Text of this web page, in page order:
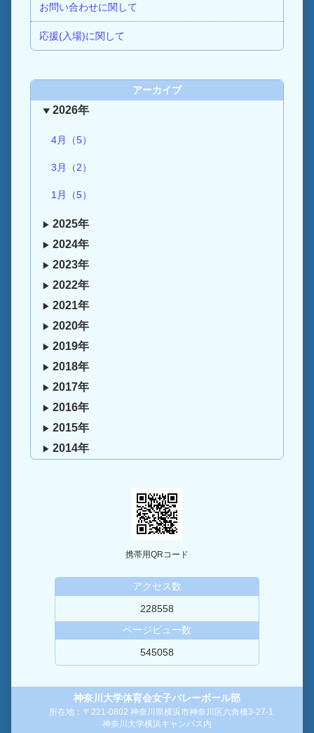
お問い合わせに関して
応援(入場)に関して
アーカイブ
2026年
4月（5）
3月（2）
1月（5）
2025年
2024年
2023年
2022年
2021年
2020年
2019年
2018年
2017年
2016年
2015年
2014年
携帯用QRコード
アクセス数
228558
ページビュー数
545058
神奈川大学体育会女子バレーボール部
所在地：〒221-0802 神奈川県横浜市神奈川区六角橋3-27-1
神奈川大学横浜キャンパス内